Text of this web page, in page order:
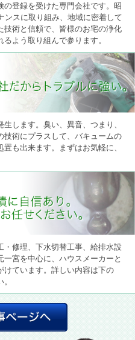
登録を受けた専門会社です。昭
ンスに取り組み、地域に密着して
技術と信頼で、皆様のお宅の浄化
よう取り組んで参ります。
します。臭い、異音、つまり、
技術にプラスして、バキュームの
も出来ます。まずはお気軽に、
・修理、下水切替工事、給排水設
宮を中心に、ハウスメーカーと
けています。詳しい内容は下の